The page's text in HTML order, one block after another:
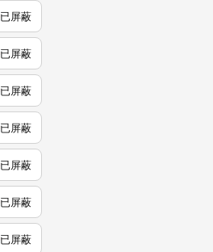
已屏蔽
已屏蔽
已屏蔽
已屏蔽
已屏蔽
已屏蔽
已屏蔽